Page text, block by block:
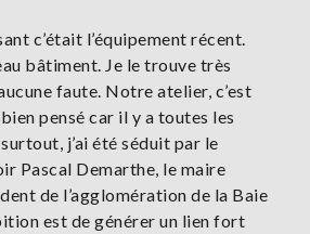
c’était l’équipement récent.
bâtiment. Je le trouve très
faute. Notre atelier, c’est
pensé car il y a toutes les
j’ai été séduit par le
Pascal Demarthe, le maire
de l’agglomération de la Baie
est de générer un lien fort